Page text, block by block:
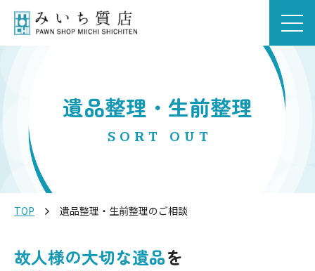
遺品整理・生前整理
SORT OUT
TOP 遺品整理・生前整理のご相談
故人様の大切な遺品を